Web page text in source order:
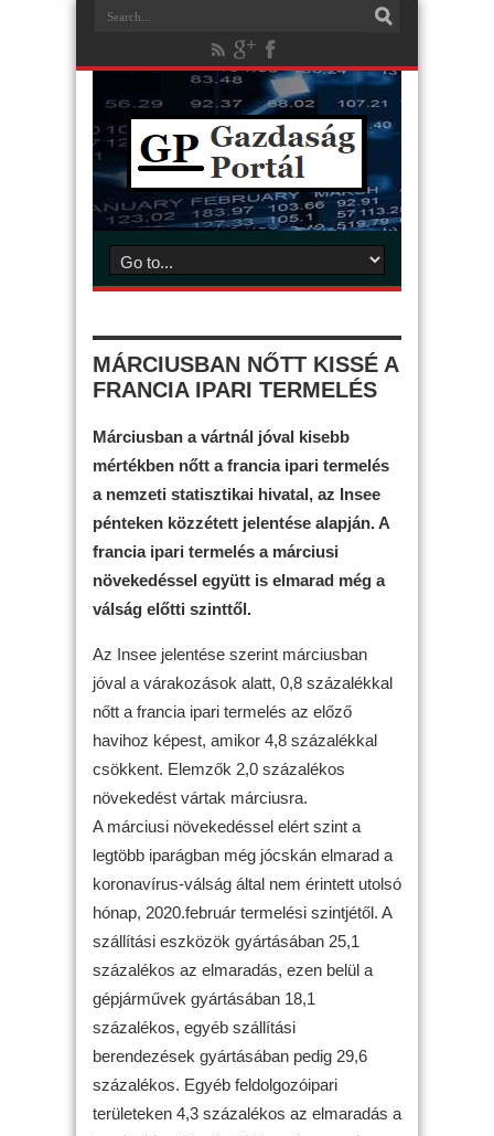
MÁRCIUSBAN NŐTT KISSÉ A
FRANCIA IPARI TERMELÉS
Márciusban a vártnál jóval kisebb
mértékben nőtt a francia ipari termelés
a nemzeti statisztikai hivatal, az Insee
pénteken közzétett jelentése alapján. A
francia ipari termelés a márciusi
növekedéssel együtt is elmarad még a
válság előtti szinttől.
Az Insee jelentése szerint márciusban
jóval a várakozások alatt, 0,8 százalékkal
nőtt a francia ipari termelés az előző
havihoz képest, amikor 4,8 százalékkal
csökkent. Elemzők 2,0 százalékos
növekedést vártak márciusra.
A márciusi növekedéssel elért szint a
legtöbb iparágban még jócskán elmarad a
koronavírus-válság által nem érintett utolsó
hónap, 2020.február termelési szintjétől. A
szállítási eszközök gyártásában 25,1
százalékos az elmaradás, ezen belül a
gépjárművek gyártásában 18,1
százalékos, egyéb szállítási
berendezések gyártásában pedig 29,6
százalékos. Egyéb feldolgozóipari
területeken 4,3 százalékos az elmaradás a